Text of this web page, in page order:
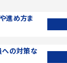
進め方ま
への対策な